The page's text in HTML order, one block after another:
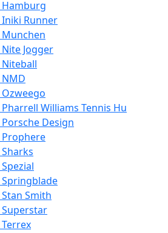
Hamburg
Iniki Runner
Munchen
Jogger
Williams Tennis Hu
Design
Prophere
Springblade
Smith
Superstar